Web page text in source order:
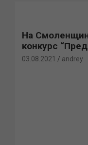
На
конкурс
03.08.2021 andrey